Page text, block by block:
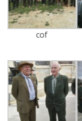
cof